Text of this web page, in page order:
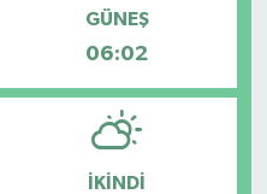
GÜNEŞ
06:02
İKINDI